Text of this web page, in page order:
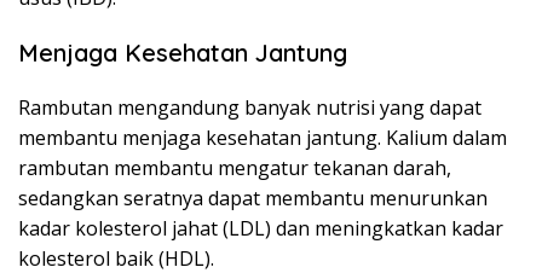
Menjaga Kesehatan Jantung
Rambutan mengandung banyak nutrisi yang dapat
membantu menjaga kesehatan jantung. Kalium dalam
rambutan membantu mengatur tekanan darah,
sedangkan seratnya dapat membantu menurunkan
kadar kolesterol jahat (LDL) dan meningkatkan kadar
kolesterol baik (HDL).